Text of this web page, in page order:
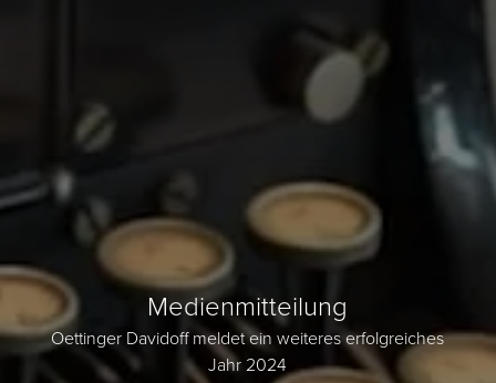
Medienmitteilung
Oettinger Davidoff meldet ein weiteres erfolgreiches
Jahr 2024